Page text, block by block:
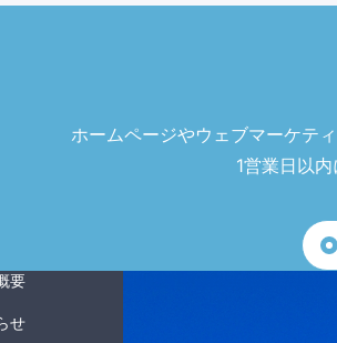
ホームページやウェブマーケテ
1営業日以
要
せ